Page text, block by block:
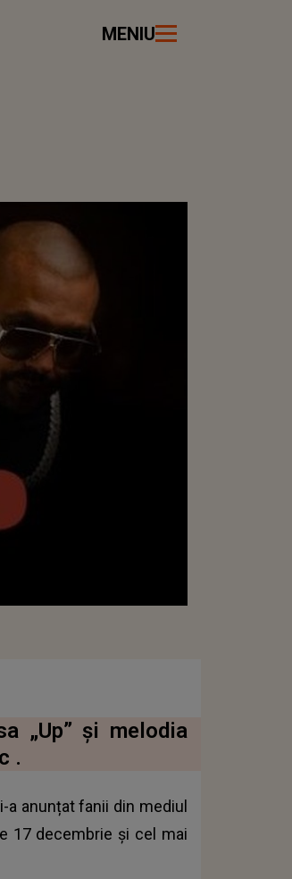
MENIU
„Up” și melodia
.
a anunțat fanii din mediul
17 decembrie și cel mai